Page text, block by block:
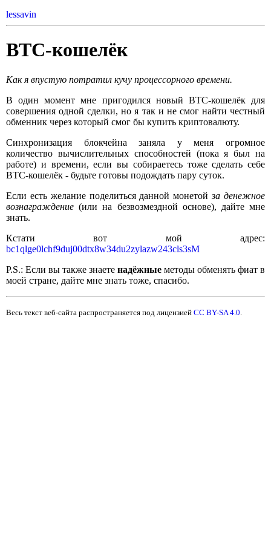
lessavin
BTC-кошелёк
Как я впустую потратил кучу процессорного времени.
В один момент мне пригодился новый BTC-кошелёк для
совершения одной сделки, но я так и не смог найти честный
обменник через который смог бы купить криптовалюту.
Синхронизация блокчейна заняла у меня огромное
количество вычислительных способностей (пока я был на
работе) и времени, если вы собираетесь тоже сделать себе
BTC-кошелёк - будьте готовы подождать пару суток.
Если есть желание поделиться данной монетойза денежное
вознаграждение (или на безвозмездной основе), дайте мне
знать.
Кстати вот мой адрес:
bc1qlge0lchf9duj00dtx8w34du2zylazw243cls3sM
P.S.: Если вы также знаете надёжные методы обменять фиат в
моей стране, дайте мне знать тоже, спасибо.
Весь текст веб-сайта распространяется под лицензией CC BY-SA 4.0